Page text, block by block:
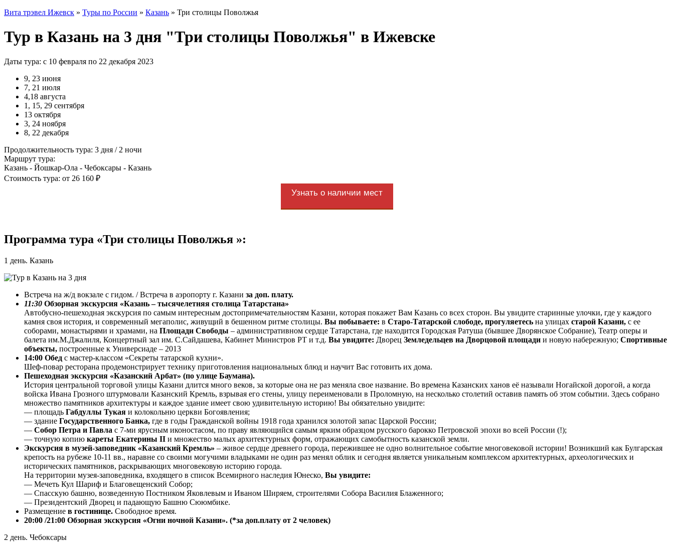
Вита трэвел Ижевск » Туры по России » Казань » Три столицы Поволжья
Тур в Казань на 3 дня "Три столицы Поволжья" в Ижевске
Даты тура: с 10 февраля по 22 декабря 2023
9, 23 июня
7, 21 июля
4,18 августа
1, 15, 29 сентября
13 октября
3, 24 ноября
8, 22 декабря
Продолжительность тура: 3 дня / 2 ночи
Маршрут тура:
Казань - Йошкар-Ола - Чебоксары - Казань
Стоимость тура: от 26 160 ₽
Узнать о наличии мест
Программа тура «Три столицы Поволжья »:
1 день. Казань
Встреча на ж/д вокзале с гидом. / Встреча в аэропорту г. Казани за доп. плату.
11:30 Обзорная экскурсия «Казань – тысячелетняя столица Татарстана»
Автобусно-пешеходная экскурсия по самым интересным достопримечательностям Казани, которая покажет Вам Казань со всех сторон. Вы увидите старинные улочки, где у каждого
камня своя история, и современный мегаполис, живущий в бешенном ритме столицы. Вы побываете: в Старо-Татарской слободе, прогуляетесь на улицах старой Казани, с ее
соборами, монастырями и храмами, на Площади Свободы – административном сердце Татарстана, где находится Городская Ратуша (бывшее Дворянское Собрание), Театр оперы и
балета им.М.Джалиля, Концертный зал им. С.Сайдашева, Кабинет Министров РТ и т.д. Вы увидите: Дворец Земледельцев на Дворцовой площади и новую набережную; Спортивные
объекты, построенные к Универсиаде – 2013
14:00 Обед с мастер-классом «Секреты татарской кухни».
Шеф-повар ресторана продемонстрирует технику приготовления национальных блюд и научит Вас готовить их дома.
Пешеходная экскурсия «Казанский Арбат» (по улице Баумана).
История центральной торговой улицы Казани длится много веков, за которые она не раз меняла свое название. Во времена Казанских ханов её называли Ногайской дорогой, а когда
войска Ивана Грозного штурмовали Казанский Кремль, взрывая его стены, улицу переименовали в Проломную, на несколько столетий оставив память об этом событии. Здесь собрано
множество памятников архитектуры и каждое здание имеет свою удивительную историю! Вы обязательно увидите:
— площадь Габдуллы Тукая и колокольню церкви Богоявления;
— здание Государственного Банка, где в годы Гражданской войны 1918 года хранился золотой запас Царской России;
— Собор Петра и Павла с 7-ми ярусным иконостасом, по праву являющийся самым ярким образцом русского барокко Петровской эпохи во всей России (!);
— точную копию кареты Екатерины II и множество малых архитектурных форм, отражающих самобытность казанской земли.
Экскурсия в музей-заповедник «Казанский Кремль» – живое сердце древнего города, пережившее не одно волнительное событие многовековой истории! Возникший как Булгарская
крепость на рубеже 10-11 вв., наравне со своими могучими владыками не один раз менял облик и сегодня является уникальным комплексом архитектурных, археологических и
исторических памятников, раскрывающих многовековую историю города.
На территории музея-заповедника, входящего в список Всемирного наследия Юнеско, Вы увидите:
— Мечеть Кул Шариф и Благовещенский Собор;
— Спасскую башню, возведенную Постником Яковлевым и Иваном Ширяем, строителями Собора Василия Блаженного;
— Президентский Дворец и падающую Башню Сююмбике.
Размещение в гостинице. Свободное время.
20:00 /21:00 Обзорная экскурсия «Огни ночной Казани». (*за доп.плату от 2 человек)
2 день. Чебоксары